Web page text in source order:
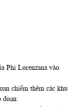
Phi Lorenzana vào
chiếm thêm các khu
đoạn: